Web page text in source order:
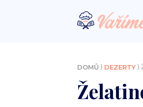
DOMŮ ⟩ DEZERTY⟩